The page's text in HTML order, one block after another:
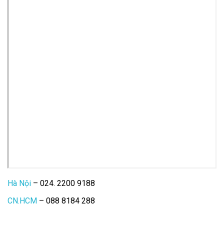
Hà Nội – 024. 2200 9188
CN.HCM – 088 8184 288